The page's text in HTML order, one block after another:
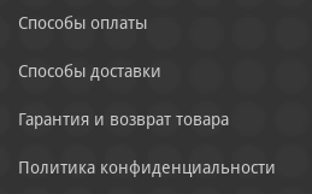
Способы оплаты
Способы доставки
Гарантия и возврат товара
Политика конфиденциальности